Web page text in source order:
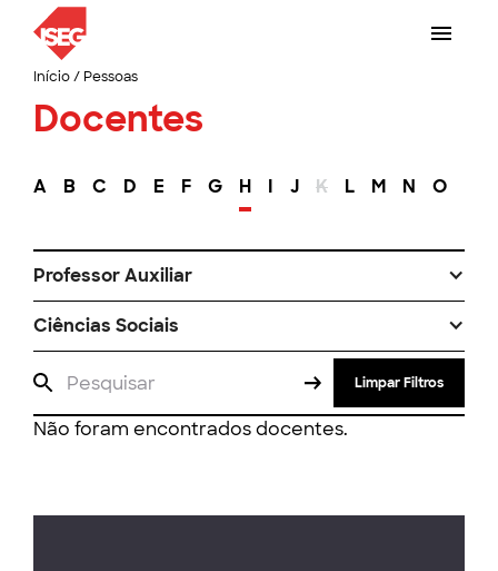
Início/ Pessoas
Docentes
A B C D E F G H I J K L M N O
Professor Auxiliar
Ciências Sociais
Limpar Filtros
Não foram encontrados docentes.